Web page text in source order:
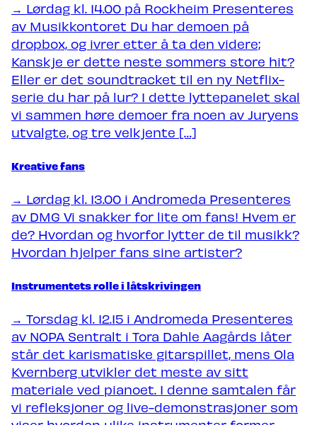
→ Lørdag kl. 14.00 på Rockheim Presenteres
av Musikkontoret Du har demoen på
dropbox, og ivrer etter å ta den videre;
Kanskje er dette neste sommers store hit?
Eller er det soundtracket til en ny Netflix-
serie du har på lur? I dette lyttepanelet skal
vi sammen høre demoer fra noen av Juryens
utvalgte, og tre velkjente […]
Kreative fans
→ Lørdag kl. 13.00 i Andromeda Presenteres
av DMG Vi snakker for lite om fans! Hvem er
de? Hvordan og hvorfor lytter de til musikk?
Hvordan hjelper fans sine artister?
Instrumentets rolle i låtskrivingen
→ Torsdag kl. 12.15 i Andromeda Presenteres
av NOPA Sentralt i Tora Dahle Aagårds låter
står det karismatiske gitarspillet, mens Ola
Kvernberg utvikler det meste av sitt
materiale ved pianoet. I denne samtalen får
vi refleksjoner og live-demonstrasjoner som